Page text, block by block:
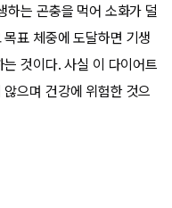
하는 곤충을 먹어 소화가 덜
표 체중에 도달하면 기생
것이다. 사실 이 다이어트
으며 건강에 위험한 것으